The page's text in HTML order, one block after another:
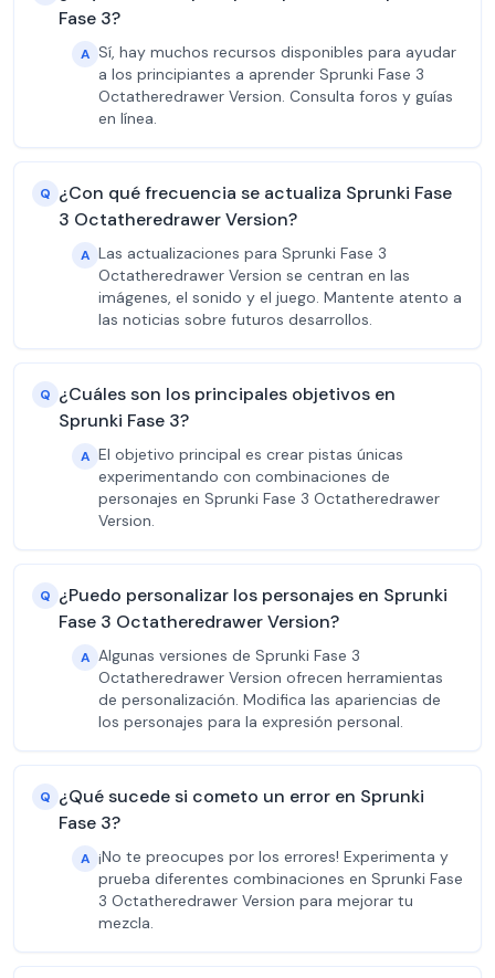
Fase 3?
A Sí, hay muchos recursos disponibles para ayudar
a los principiantes a aprender Sprunki Fase 3
Octatheredrawer Version. Consulta foros y guías
en línea.
Q ¿Con qué frecuencia se actualiza Sprunki Fase
3 Octatheredrawer Version?
A Las actualizaciones para Sprunki Fase 3
Octatheredrawer Version se centran en las
imágenes, el sonido y el juego. Mantente atento a
las noticias sobre futuros desarrollos.
Q ¿Cuáles son los principales objetivos en
Sprunki Fase 3?
A El objetivo principal es crear pistas únicas
experimentando con combinaciones de
personajes en Sprunki Fase 3 Octatheredrawer
Version.
Q ¿Puedo personalizar los personajes en Sprunki
Fase 3 Octatheredrawer Version?
A Algunas versiones de Sprunki Fase 3
Octatheredrawer Version ofrecen herramientas
de personalización. Modifica las apariencias de
los personajes para la expresión personal.
Q ¿Qué sucede si cometo un error en Sprunki
Fase 3?
A ¡No te preocupes por los errores! Experimenta y
prueba diferentes combinaciones en Sprunki Fase
3 Octatheredrawer Version para mejorar tu
mezcla.